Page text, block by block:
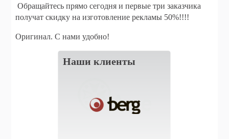
Обращайтесь прямо сегодня и первые три заказчика
получат скидку на изготовление рекламы 50%!!!!
Оригинал. С нами удобно!
Наши клиенты